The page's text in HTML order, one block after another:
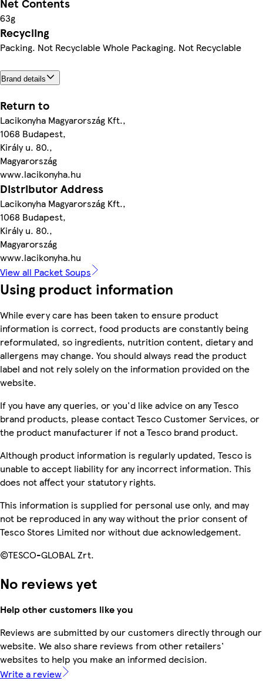
Net Contents
63g
Recycling
Packing. Not Recyclable Whole Packaging. Not Recyclable
Brand details
Return to
Lacikonyha Magyarország Kft.,
1068 Budapest,
Király u. 80.,
Magyarország
www.lacikonyha.hu
Distributor Address
Lacikonyha Magyarország Kft.,
1068 Budapest,
Király u. 80.,
Magyarország
www.lacikonyha.hu
View all Packet Soups
Using product information
While every care has been taken to ensure product
information is correct, food products are constantly being
reformulated, so ingredients, nutrition content, dietary and
allergens may change. You should always read the product
label and not rely solely on the information provided on the
website.
If you have any queries, or you'd like advice on any Tesco
brand products, please contact Tesco Customer Services, or
the product manufacturer if not a Tesco brand product.
Although product information is regularly updated, Tesco is
unable to accept liability for any incorrect information. This
does not affect your statutory rights.
This information is supplied for personal use only, and may
not be reproduced in any way without the prior consent of
Tesco Stores Limited nor without due acknowledgement.
©TESCO-GLOBAL Zrt.
No reviews yet
Help other customers like you
Reviews are submitted by our customers directly through our
website. We also share reviews from other retailers'
websites to help you make an informed decision.
Write a review